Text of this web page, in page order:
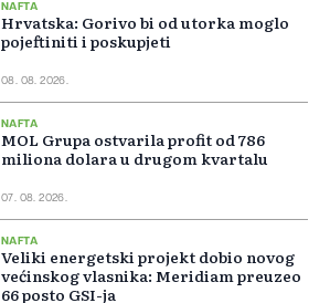
NAFTA
Hrvatska: Gorivo bi od utorka moglo
pojeftiniti i poskupjeti
08. 08. 2026.
NAFTA
MOL Grupa ostvarila profit od 786
miliona dolara u drugom kvartalu
07. 08. 2026.
NAFTA
Veliki energetski projekt dobio novog
većinskog vlasnika: Meridiam preuzeo
66 posto GSI-ja